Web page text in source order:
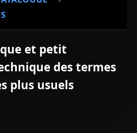
et petit
des termes
plus usuels